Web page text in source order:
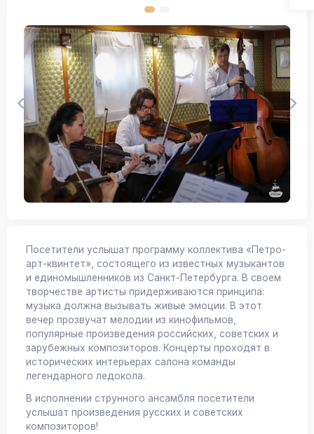
Посетители услышат программу коллектива «Петро-
арт-квинтет», состоящего из известных музыкантов
и единомышленников из Санкт-Петербурга. В своем
творчестве артисты придерживаются принципа:
музыка должна вызывать живые эмоции. В этот
вечер прозвучат мелодии из кинофильмов,
популярные произведения российских, советских и
зарубежных композиторов. Концерты проходят в
исторических интерьерах салона команды
легендарного ледокола.
В исполнении струнного ансамбля посетители
услышат произведения русских и советских
композиторов!